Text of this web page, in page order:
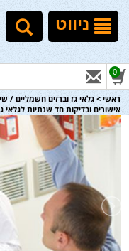
ניווט
0
ראשי > גלאי גז וברזים חשמליים /
אישורים ובדיקות חד שנתיות